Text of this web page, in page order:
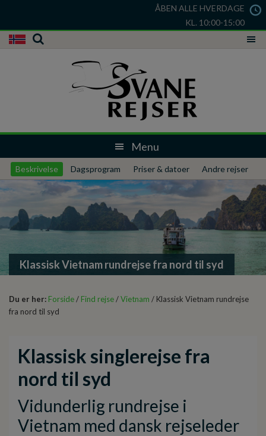
ÅBEN ALLE HVERDAGE
KL. 10:00-15:00
Beskrivelse Dagsprogram Priser & datoer Andre rejser
Klassisk Vietnam rundrejse fra nord til syd
Du er her: Forside/ Find rejse/Vietnam / Klassisk Vietnam rundrejse
fra nord til syd
Klassisk singlerejse fra
nord til syd
Vidunderlig rundrejse i
Vietnam med dansk rejseleder